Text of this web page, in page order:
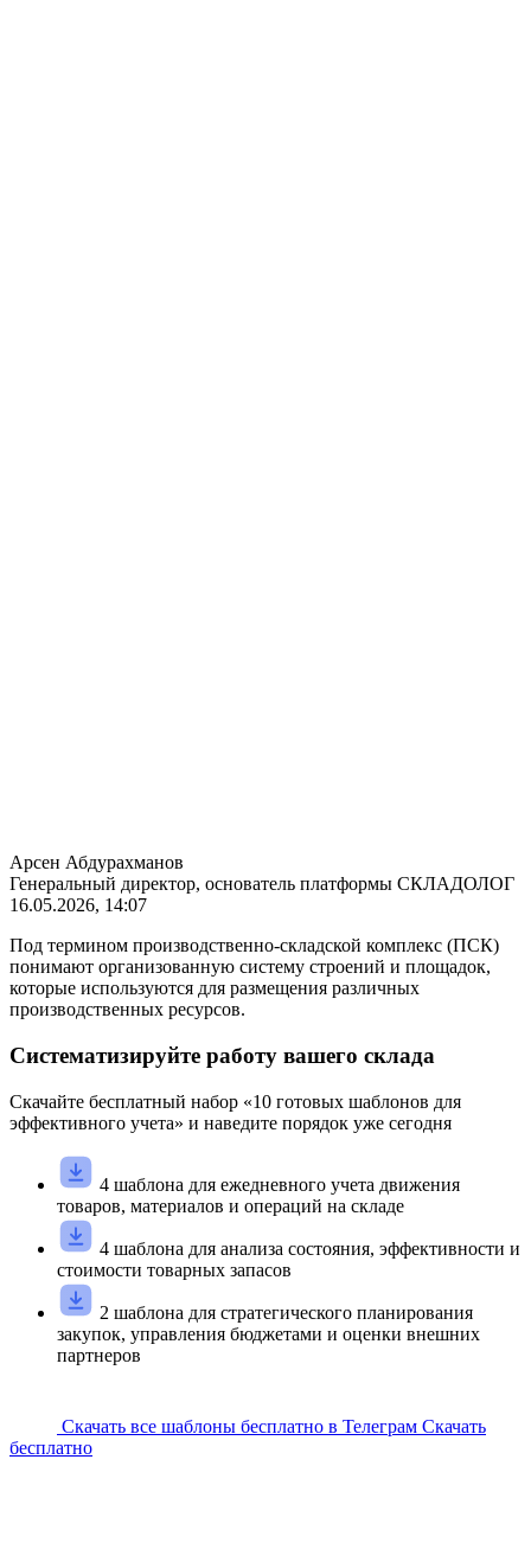
Арсен Абдурахманов
Генеральный директор, основатель платформы СКЛАДОЛОГ
16.05.2026, 14:07
Под термином производственно-складской комплекс (ПСК)
понимают организованную систему строений и площадок,
которые используются для размещения различных
производственных ресурсов.
Систематизируйте работу вашего склада
Скачайте бесплатный набор «10 готовых шаблонов для
эффективного учета» и наведите порядок уже сегодня
4 шаблона для ежедневного учета движения
товаров, материалов и операций на складе
4 шаблона для анализа состояния, эффективности и
стоимости товарных запасов
2 шаблона для стратегического планирования
закупок, управления бюджетами и оценки внешних
партнеров
Скачать все шаблоны бесплатно в Телеграм Скачать
бесплатно